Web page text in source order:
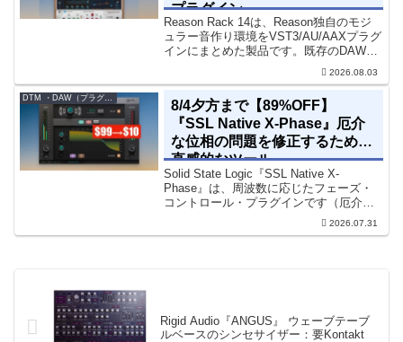
プラグイン
Reason Rack 14は、Reason独自のモジ
ュラー音作り環境をVST3/AU/AAXプラグ
インにまとめた製品です。既存のDAWを
乗り換えることなく、68種類のシンセや
エフェクト、CV配線をそのままトラック
に追加できます。通常199...
2026.08.03
DTM ・DAW（プラグイン、シンセなど）のセール情報
8/4夕方まで【89%OFF】
『SSL Native X-Phase』厄介
な位相の問題を修正するための
直感的なツール
Solid State Logic『SSL Native X-
Phase』は、周波数に応じたフェーズ・
コントロール・プラグインです（厄介な
位相の問題を修正するための直感的なツ
ールです）。特定の周波数で位相をシフ
2026.07.31
Rigid Audio『ANGUS』 ウェーブテーブ
ルベースのシンセサイザー：要Kontakt